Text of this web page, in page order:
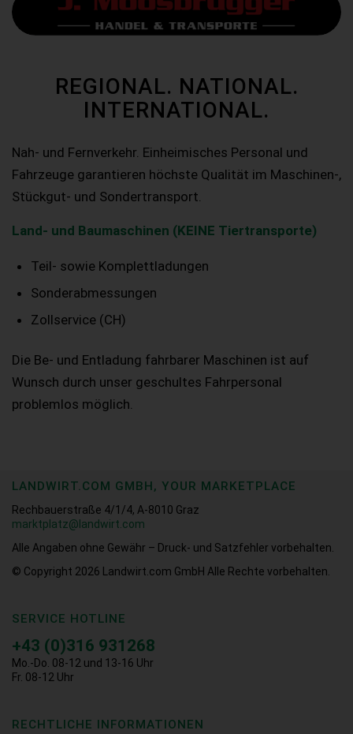
REGIONAL. NATIONAL.
INTERNATIONAL.
Nah- und Fernverkehr. Einheimisches Personal und
Fahrzeuge garantieren höchste Qualität im Maschinen-,
Stückgut- und Sondertransport.
Land- und Baumaschinen (KEINE Tiertransporte)
Teil- sowie Komplettladungen
Sonderabmessungen
Zollservice (CH)
Die Be- und Entladung fahrbarer Maschinen ist auf
Wunsch durch unser geschultes Fahrpersonal
problemlos möglich.
LANDWIRT.COM GMBH, YOUR MARKETPLACE
Rechbauerstraße 4/1/4, A-8010 Graz
marktplatz@landwirt.com
Alle Angaben ohne Gewähr – Druck- und Satzfehler vorbehalten.
© Copyright 2026
Landwirt.com GmbH Alle Rechte vorbehalten.
SERVICE HOTLINE
+43 (0)316 931268
Mo.-Do. 08-12 und 13-16 Uhr
Fr. 08-12 Uhr
RECHTLICHE INFORMATIONEN